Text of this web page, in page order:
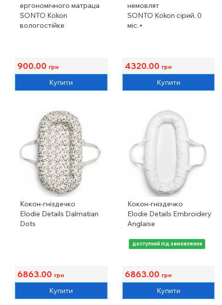
ергономічного матраца
SONTO Kokon
вологостійке
900.00 грн
Купити
немовлят
SONTO Kokon сірий, 0
міс.+
4320.00 грн
Купити
Кокон-гніздечко
Elodie Details Dalmatian
Dots
6863.00 грн
Купити
Кокон-гніздечко
Elodie Details Embroidery
Anglaise
доступний під замовлення
6863.00 грн
Купити